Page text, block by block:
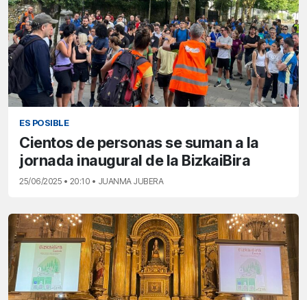
ES POSIBLE
Cientos de personas se suman a la
jornada inaugural de la BizkaiBira
25/06/2025 • 20:10 • JUANMA JUBERA